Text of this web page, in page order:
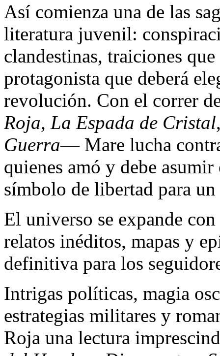
Así comienza una de las
literatura juvenil:
clandestinas, traiciones
protagonista que deberá
revolución. Con el correr
Roja, La Espada de Cristal
Guerra— Mare lucha
quienes amó y debe
símbolo de libertad para
El universo se expande con
relatos inéditos, mapas y
definitiva para los
Intrigas políticas, magia
estrategias militares y
Roja una lectura